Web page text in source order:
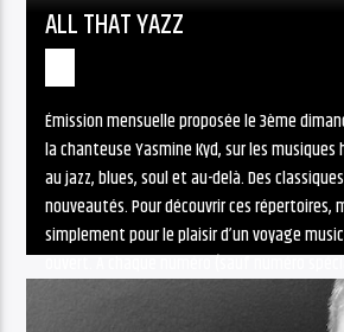
ALL THAT YAZZ
Émission mensuelle proposée le 3ème
la chanteuse Yasmine Kyd, sur les
au jazz, blues, soul et au-delà. Des
nouveautés. Pour découvrir ces répertoires,
simplement pour le plaisir d’un voyage
ouvert. A chaque numéro (sauf numéro